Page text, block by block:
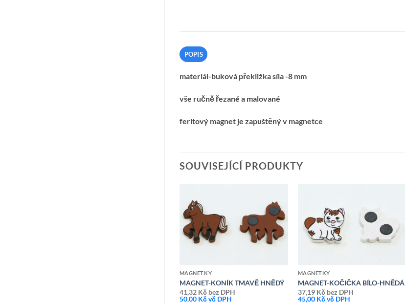
POPIS
materiál-buková překližka síla -8 mm
vše ručně řezané a malované
feritový magnet je zapuštěný v magnetce
SOUVISEJÍCÍ PRODUKTY
Přidat k
oblíbeným
MAGNETKY
MAGNET-KONÍK TMAVĚ HNĚDÝ
41,32 Kčbez DPH
50,00 Kčvč DPH
oblíbeným
MAGNETKY
MAGNET-KOČIČKA BÍLO-HNĚDÁ
37,19 Kčbez DPH
45,00 Kčvč DPH